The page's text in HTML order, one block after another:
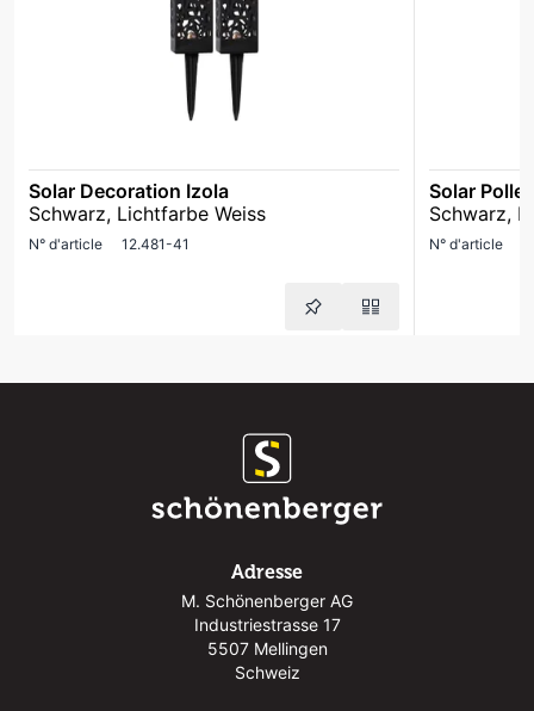
Solar Decoration Izola
Schwarz, Lichtfarbe Weiss
N° d'article 12.481-41
Solar
Schwarz,
N° d'article
Adresse
M. Schönenberger AG
Industriestrasse 17
5507 Mellingen
Schweiz